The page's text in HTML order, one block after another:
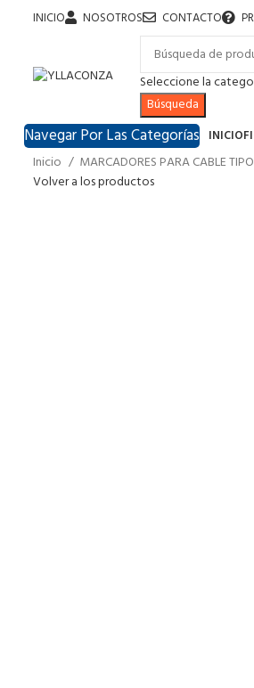
INICIO NOSOTROS CONTACTO
Seleccione la
Búsqueda
Navegar Por Las Categorías INICIO
Inicio
MARCADORES PARA CABLE
Volver a los productos